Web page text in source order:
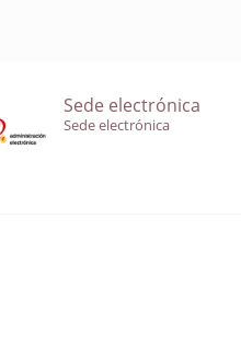
Sede electrónica
Sede electrónica